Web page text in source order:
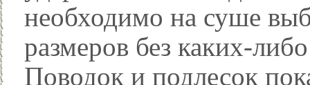
необходимо на суше
размеров без каких-
Поводок и подлесок